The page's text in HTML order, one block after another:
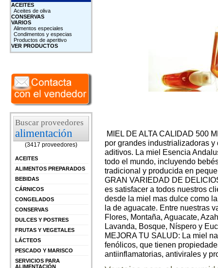
ACEITES
Aceites de oliva
CONSERVAS
VARIOS
Alimentos especiales
Condimentos y especias
Productos de aperitivo
VER PRODUCTOS
Buscar proveedores
alimentación
(3417 proveedores)
ACEITES
ALIMENTOS PREPARADOS
BEBIDAS
CÁRNICOS
CONGELADOS
CONSERVAS
DULCES Y POSTRES
FRUTAS Y VEGETALES
LÁCTEOS
PESCADO Y MARISCO
SERVICIOS PARA
ALIMENTACIÓN
MIEL DE ALTA CALIDAD 500
por grandes industrializadoras
aditivos. La miel Esencia
todo el mundo, incluyendo
tradicional y producida en
GRAN VARIEDAD DE
es satisfacer a todos nuestros
desde la miel mas dulce como
la de aguacate. Entre nuestras
Flores, Montaña, Aguacate,
Lavanda, Bosque, Níspero y
MEJORA TU SALUD: La miel
fenólicos, que tienen
antiinflamatorias, antivirales y